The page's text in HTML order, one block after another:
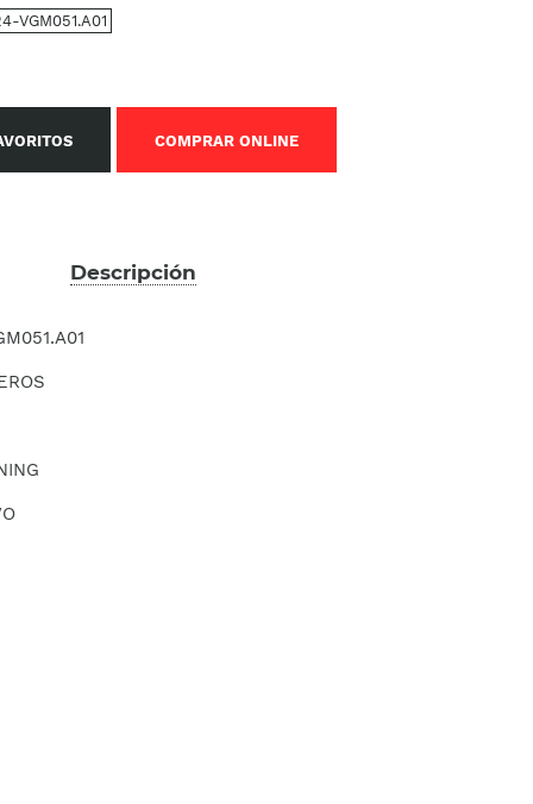
VGM051.A01
COMPRAR ONLINE
Descripción